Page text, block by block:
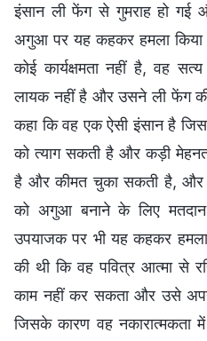
इंसान ली फेंग से गुमराह हो गई
अगुआ पर यह कहकर हमला किया
कोई कार्यक्षमता नहीं है, वह
लायक नहीं है और उसने ली फेंग
कहा कि वह एक ऐसी इंसान है
को त्याग सकती है और कड़ी
है और कीमत चुका सकती है, और
को अगुआ बनाने के लिए मतदान
उपयाजक पर भी यह कहकर
की थी कि वह पवित्र आत्मा से
काम नहीं कर सकता और उसे
जिसके कारण वह नकारात्मकता